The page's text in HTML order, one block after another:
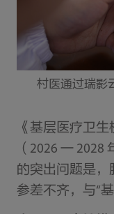
村医通过瑞影
《基层医疗卫
（2026 一
的突出问题是
参差不齐，与“